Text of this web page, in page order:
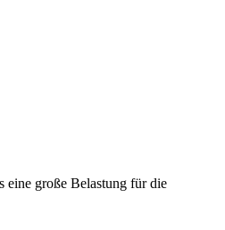
eine große Belastung für die